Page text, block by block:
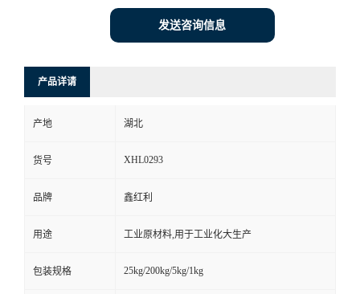
发送咨询信息
产品详请
产地 湖北
货号 XHL0293
品牌 鑫红利
用途 工业原材料,用于工业化大生产
包装规格 25kg/200kg/5kg/1kg